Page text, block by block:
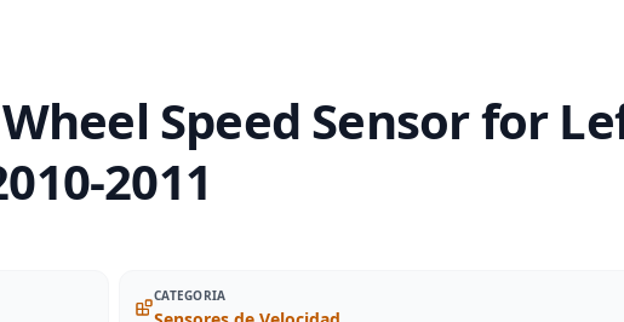
Speed Sensor for
2011
CATEGORIA